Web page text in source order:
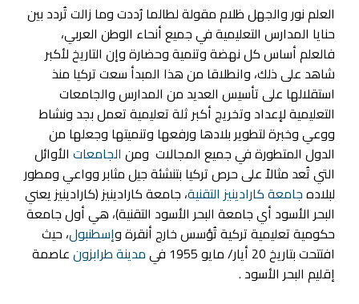
العلم نور والجهل ظلام مقولة لطالما رُددت وما زالت تُردد بين
حنايا المدارس التعليمية في جميع أنحاء الوطن العربي،
فالعلم أساس كل نهضة وتنمية وحضارة وإن التاريخ لأكبر
شاهد على ذلك، وانطلاقا من هذا المبدأ سعت تركيا منذ
استقلالها على تأسيس العديد من المدارس والجامعات
التعليمية لإعداد وتخريج أكبر ثلة تعليمية تعمل بجد ونشاط
ووعي وخبرة لتطوير بلادها ورفعها وتنميتها وجعلها من
الدول المتطورة في جميع المجالات ومن الجامعات الأوائل
التي تُعد مثالاً على حرص تركيا بتنشئة جيل مثابر وواعي ومطور
لبلادهجامعة كارادينيز التقنية، جامعة كارادينيز (كارادينيز يعني
البحر الأسود أي جامعة البحر الأسود التقنية)، هي أول جامعة
حكومية تعليمية تركية تُؤسس خارج أنقرة وإسطنبول، حيث
افتتحت بتاريخ 20 أيار/ مايو 1955 في
مدينة طرابزونعاصمة
إقليم البحر الأسود .